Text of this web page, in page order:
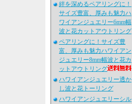
絆を深めるペアリングに！
サイズ豊富、厚みも魅力ハ
ワイアンジュエリー6mm幅
波と花カットアウトリング
ペアリングに！サイズ豊
富、厚みも魅力ハワイアン
ジュエリー8mm幅波と花カ
ットアウトリング
ハワイアンジュエリー透か
し波と花トーリング
ハワイアンジュエリーシル